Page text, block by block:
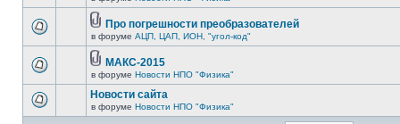
Про погрешности преобразователей
в форуме АЦП, ЦАП, ИОН, "угол-код"
МАКС-2015
в форуме Новости НПО "Физика"
Новости сайта
в форуме Новости НПО "Физика"